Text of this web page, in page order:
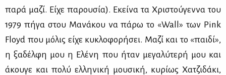
πα­ρά μα­ζί. Εί­χε πα­ρου­σία). Εκεί­να τα Χρι­στού­γεν­να του
1979 πή­γα στου Μα­νά­κου να πά­ρω το «Wall» των Pink
Floyd που μό­λις εί­χε κυ­κλο­φο­ρή­σει. Μα­ζί και το «παι­δί»,
η ξα­δέλ­φη μου η Ελέ­νη που ήταν με­γα­λύ­τε­ρή μου και
άκου­γε και πο­λύ ελ­λη­νι­κή μου­σι­κή, κυ­ρί­ως Χα­τζι­δά­κι,